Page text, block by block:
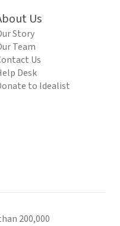
Us
Story
Team
Us
Desk
to Idealist
200,000